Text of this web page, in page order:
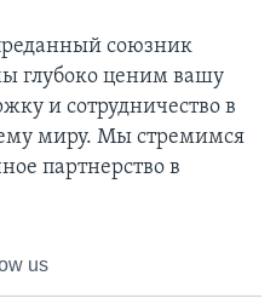
союзник
глубоко ценим вашу
и сотрудничество в
миру. Мы стремимся
партнерство в
us